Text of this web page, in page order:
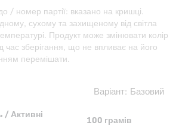
/ номер партії: вказано на кришці.
сухому та захищеному від світла
Продукт може змінювати колір
час зберігання, що не впливає на його
перемішати.
Варіант: Базовий
/ Активні
100 грамів